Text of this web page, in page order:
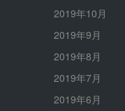
2019年10月
2019年9月
2019年8月
2019年7月
2019年6月